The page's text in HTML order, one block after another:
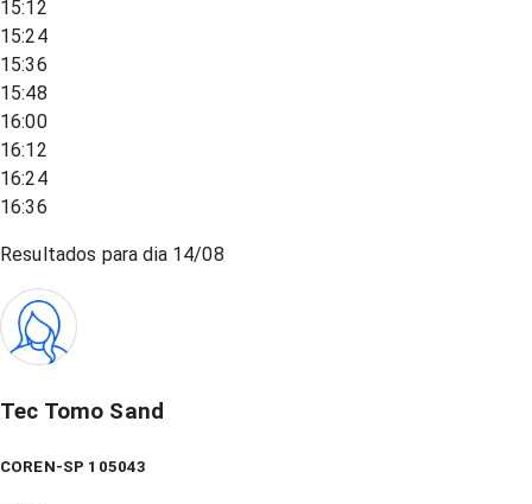
15:12
15:24
15:36
15:48
16:00
16:12
16:24
16:36
Resultados para dia 14/08
Tec Tomo Sand
COREN-SP 105043